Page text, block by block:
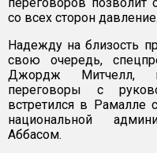
со всех сторон давление.
Надежду на близость
свою очередь,
Джордж Митчелл,
переговоры с
встретился в Рамалле
национальной
Аббасом.